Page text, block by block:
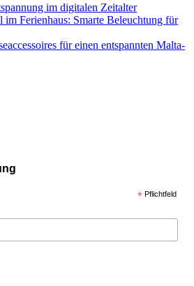
im digitalen Zeitalter
im Ferienhaus: Smarte Beleuchtung für
für einen entspannten Malta-
* Pflichtfeld